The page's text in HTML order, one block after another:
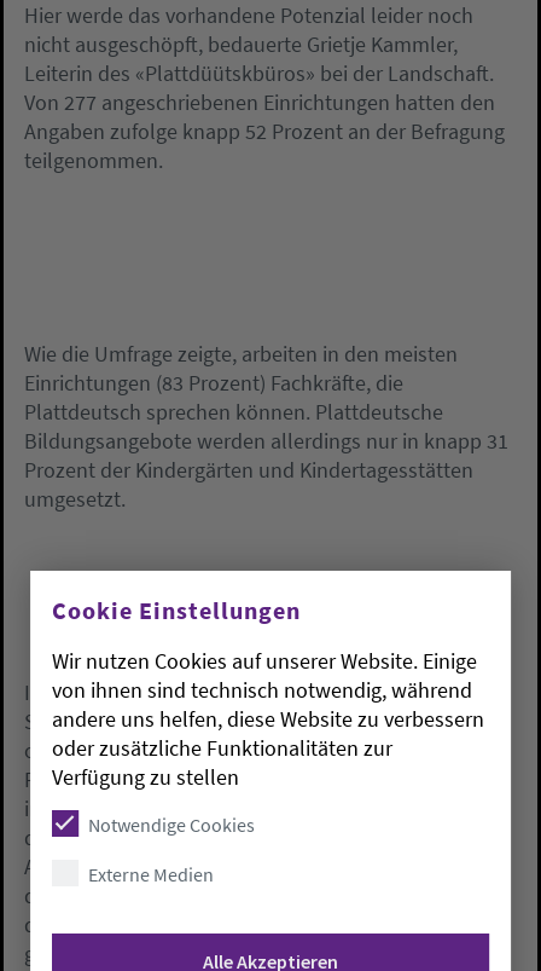
Hier werde das vorhandene Potenzial leider noch
nicht ausgeschöpft, bedauerte Grietje Kammler,
Leiterin des «Plattdüütskbüros» bei der Landschaft.
Von 277 angeschriebenen Einrichtungen hatten den
Angaben zufolge knapp 52 Prozent an der Befragung
teilgenommen.
Wie die Umfrage zeigte, arbeiten in den meisten
Einrichtungen (83 Prozent) Fachkräfte, die
Plattdeutsch sprechen können. Plattdeutsche
Bildungsangebote werden allerdings nur in knapp 31
Prozent der Kindergärten und Kindertagesstätten
umgesetzt.
In fast einem Viertel der Einrichtungen sprechen der
Studie zufolge eine oder mehrere Fachkräfte immer
oder an bestimmten Tagen ausschließlich
Plattdeutsch mit den Kindern. Ermutigend sei, dass
im Vergleich zu einer Befragung aus dem Jahr 1999
die Akzeptanz für das Plattdeutsche gestiegen sei.
Außerdem werde bei fast 80 Prozent der Kitas, in
denen nicht kontinuierlich Platt gesprochen werde,
die Sprache dennoch täglich, wöchentlich oder zu
gegebenen Anlässen eingebracht.
Cookie Einstellungen
Wir nutzen Cookies auf unserer Website. Einige
von ihnen sind technisch notwendig, während
andere uns helfen, diese Website zu verbessern
oder zusätzliche Funktionalitäten zur
Verfügung zu stellen
Notwendige Cookies
Externe Medien
Alle Akzeptieren